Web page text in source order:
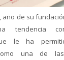
año de su
tendencia
le ha
una de